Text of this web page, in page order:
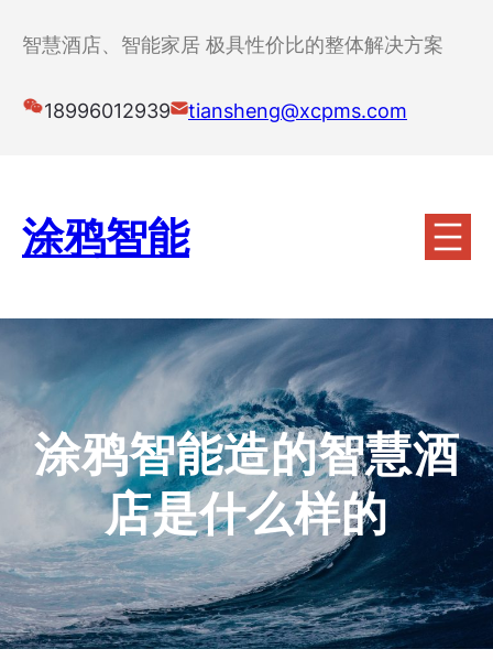
智慧酒店、智能家居 极具性价比的整体解决方案
18996012939 tiansheng@xcpms.com
涂鸦智能
涂鸦智能造的智慧酒
店是什么样的